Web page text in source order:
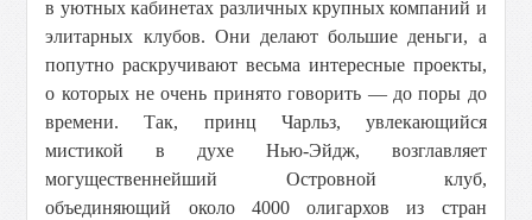
в уютных кабинетах различных крупных компаний и
элитарных клубов. Они делают большие деньги, а
попутно раскручивают весьма интересные проекты,
о которых не очень принято говорить — до поры до
времени. Так, принц Чарльз, увлекающийся
мистикой в духе Нью-Эйдж, возглавляет
могущественнейший Островной клуб,
объединяющий около 4000 олигархов из стран